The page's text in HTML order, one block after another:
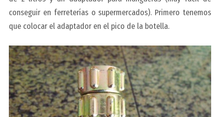
conseguir en ferreterías o supermercados). Primero tenemos
que colocar el adaptador en el pico de la botella.